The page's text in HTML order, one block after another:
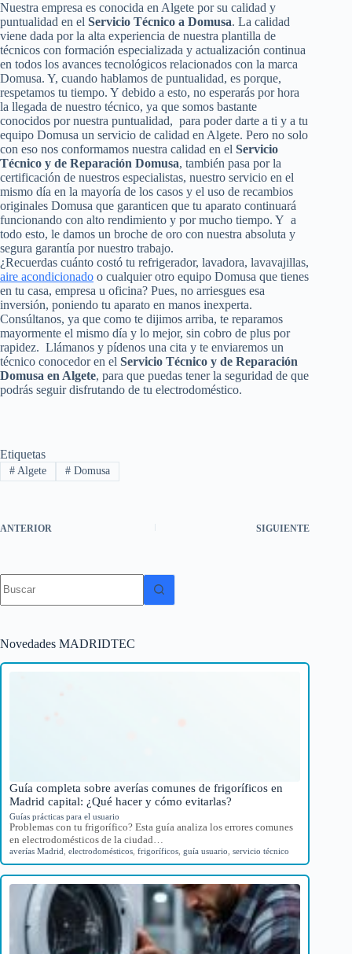
Nuestra empresa es conocida en Algete por su calidad y
puntualidad en el Servicio Técnico a Domusa. La calidad
viene dada por la alta experiencia de nuestra plantilla de
técnicos con formación especializada y actualización continua
en todos los avances tecnológicos relacionados con la marca
Domusa. Y, cuando hablamos de puntualidad, es porque,
respetamos tu tiempo. Y debido a esto, no esperarás por hora
la llegada de nuestro técnico, ya que somos bastante
conocidos por nuestra puntualidad, para poder darte a ti y a tu
equipo Domusa un servicio de calidad en Algete. Pero no solo
con eso nos conformamos nuestra calidad en el Servicio
Técnico y de Reparación Domusa, también pasa por la
certificación de nuestros especialistas, nuestro servicio en el
mismo día en la mayoría de los casos y el uso de recambios
originales Domusa que garanticen que tu aparato continuará
funcionando con alto rendimiento y por mucho tiempo. Y a
todo esto, le damos un broche de oro con nuestra absoluta y
segura garantía por nuestro trabajo.
¿Recuerdas cuánto costó tu refrigerador, lavadora, lavavajillas,
aire acondicionado o cualquier otro equipo Domusa que tienes
en tu casa, empresa u oficina? Pues, no arriesgues esa
inversión, poniendo tu aparato en manos inexperta.
Consúltanos, ya que como te dijimos arriba, te reparamos
mayormente el mismo día y lo mejor, sin cobro de plus por
rapidez. Llámanos y pídenos una cita y te enviaremos un
técnico conocedor en el Servicio Técnico y de Reparación
Domusa en Algete, para que puedas tener la seguridad de que
podrás seguir disfrutando de tu electrodoméstico.
Etiquetas
#Algete #Domusa
ANTERIOR SIGUIENTE
resultados
Novedades MADRIDTEC
Guía completa sobre averías comunes de frigoríficos en
Madrid capital: ¿Qué hacer y cómo evitarlas?
Guías prácticas para el usuario
Problemas con tu frigorífico? Esta guía analiza los errores comunes
en electrodomésticos de la ciudad…
averías Madrid electrodomésticos frigoríficos guía usuario servicio técnico